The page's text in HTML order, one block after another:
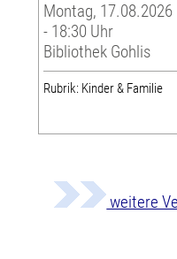
Montag, 17.08.2026
- 18:30 Uhr
Bibliothek Gohlis
Rubrik: Kinder & Familie
weitere